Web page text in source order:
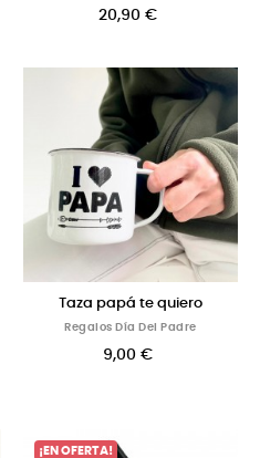
20,90 €
Taza papá te quiero
Regalos Día Del Padre
9,00 €
¡EN OFERTA!